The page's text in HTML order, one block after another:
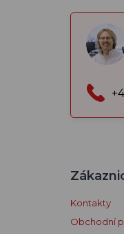
Kontakty
Obchodní